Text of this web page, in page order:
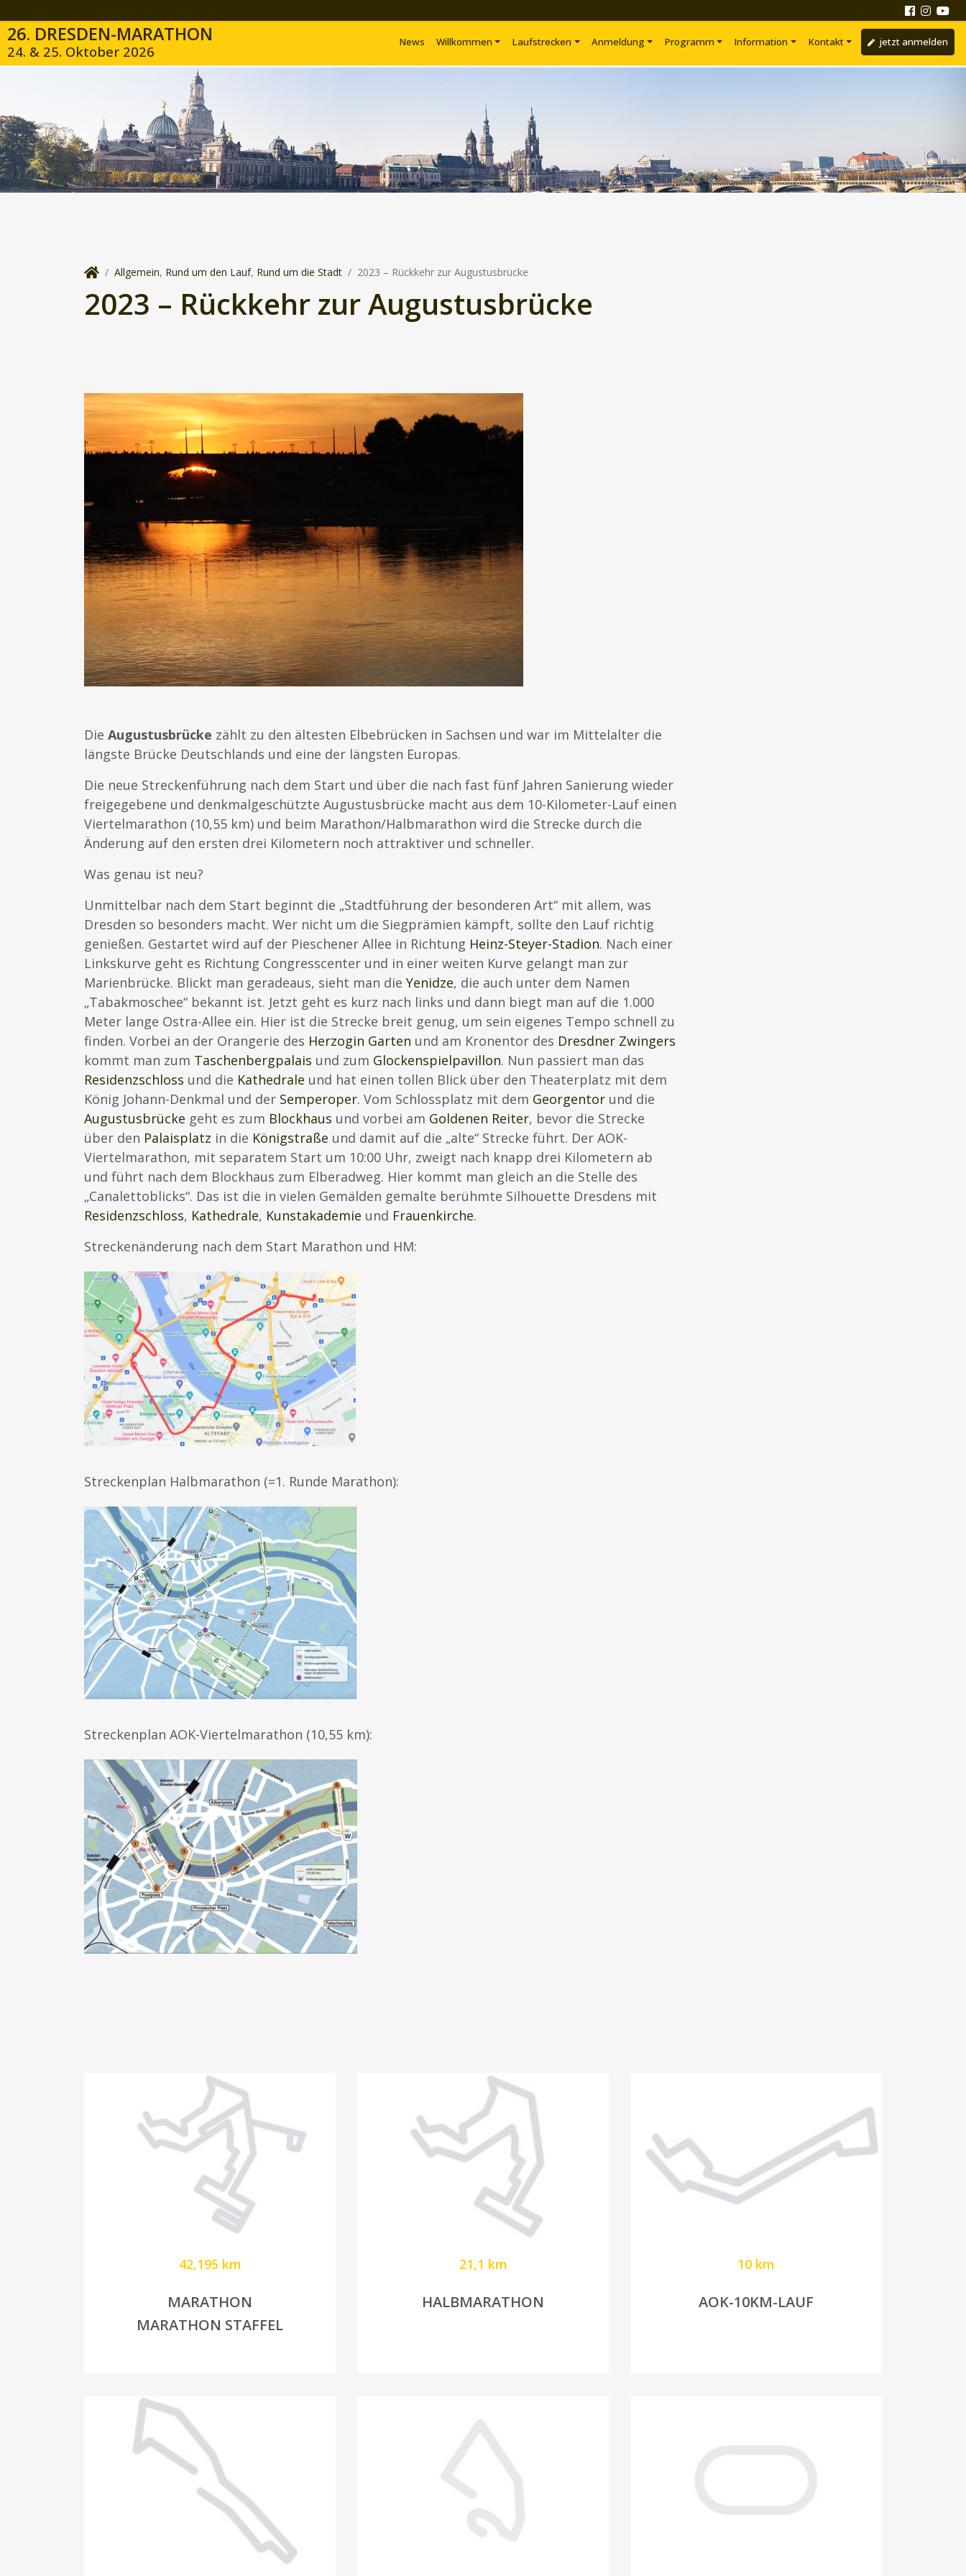
26. DRESDEN-MARATHON
24. & 25. Oktober 2026
News Willkommen Laufstrecken Anmeldung Programm Information Kontakt jetzt anmelden
Allgemein, Rund um den Lauf, Rund um die Stadt 2023 – Rückkehr zur Augustusbrücke
2023 – Rückkehr zur Augustusbrücke
Die Augustusbrücke zählt zu den ältesten Elbebrücken in Sachsen und war im Mittelalter die
längste Brücke Deutschlands und eine der längsten Europas.
Die neue Streckenführung nach dem Start und über die nach fast fünf Jahren Sanierung wieder
freigegebene und denkmalgeschützte Augustusbrücke macht aus dem 10-Kilometer-Lauf einen
Viertelmarathon (10,55 km) und beim Marathon/Halbmarathon wird die Strecke durch die
Änderung auf den ersten drei Kilometern noch attraktiver und schneller.
Was genau ist neu?
Unmittelbar nach dem Start beginnt die „Stadtführung der besonderen Art“ mit allem, was
Dresden so besonders macht. Wer nicht um die Siegprämien kämpft, sollte den Lauf richtig
genießen. Gestartet wird auf der Pieschener Allee in Richtung Heinz-Steyer-Stadion. Nach einer
Linkskurve geht es Richtung Congresscenter und in einer weiten Kurve gelangt man zur
Marienbrücke. Blickt man geradeaus, sieht man die Yenidze, die auch unter dem Namen
„Tabakmoschee“ bekannt ist. Jetzt geht es kurz nach links und dann biegt man auf die 1.000
Meter lange Ostra-Allee ein. Hier ist die Strecke breit genug, um sein eigenes Tempo schnell zu
finden. Vorbei an der Orangerie des Herzogin Garten und am Kronentor des Dresdner Zwingers
kommt man zum Taschenbergpalais und zum Glockenspielpavillon. Nun passiert man das
Residenzschloss und die Kathedrale und hat einen tollen Blick über den Theaterplatz mit dem
König Johann-Denkmal und der Semperoper. Vom Schlossplatz mit dem Georgentor und die
Augustusbrücke geht es zum Blockhaus und vorbei am Goldenen Reiter, bevor die Strecke
über den Palaisplatz in die Königstraße und damit auf die „alte“ Strecke führt. Der AOK-
Viertelmarathon, mit separatem Start um 10:00 Uhr, zweigt nach knapp drei Kilometern ab
und führt nach dem Blockhaus zum Elberadweg. Hier kommt man gleich an die Stelle des
„Canalettoblicks“. Das ist die in vielen Gemälden gemalte berühmte Silhouette Dresdens mit
Residenzschloss, Kathedrale, Kunstakademie und Frauenkirche.
Streckenänderung nach dem Start Marathon und HM:
Streckenplan Halbmarathon (=1. Runde Marathon):
Streckenplan AOK-Viertelmarathon (10,55 km):
42,195 km
MARATHON
MARATHON STAFFEL
21,1 km
HALBMARATHON
10 km
AOK-10KM-LAUF